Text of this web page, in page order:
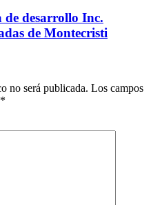
de desarrollo Inc.
de Montecristi
no será publicada. Los campos
*